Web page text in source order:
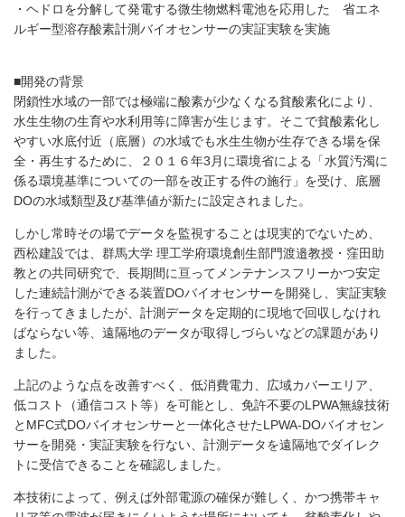
・ヘドロを分解して発電する微生物燃料電池を応用した 省エネ
ルギー型溶存酸素計測バイオセンサーの実証実験を実施
■開発の背景
閉鎖性水域の一部では極端に酸素が少なくなる貧酸素化により、
水生生物の生育や水利用等に障害が生じます。そこで貧酸素化し
やすい水底付近（底層）の水域でも水生生物が生存できる場を保
全・再生するために、２０１６年3月に環境省による「水質汚濁に
係る環境基準についての一部を改正する件の施行」を受け、底層
DOの水域類型及び基準値が新たに設定されました。
しかし常時その場でデータを監視することは現実的でないため、
西松建設では、群馬大学 理工学府環境創生部門渡邉教授・窪田助
教との共同研究で、長期間に亘ってメンテナンスフリーかつ安定
した連続計測ができる装置DOバイオセンサーを開発し、実証実験
を行ってきましたが、計測データを定期的に現地で回収しなけれ
ばならない等、遠隔地のデータが取得しづらいなどの課題があり
ました。
上記のような点を改善すべく、低消費電力、広域カバーエリア、
低コスト（通信コスト等）を可能とし、免許不要のLPWA無線技術
とMFC式DOバイオセンサーと一体化させたLPWA-DOバイオセン
サーを開発・実証実験を行ない、計測データを遠隔地でダイレク
トに受信できることを確認しました。
本技術によって、例えば外部電源の確保が難しく、かつ携帯キャ